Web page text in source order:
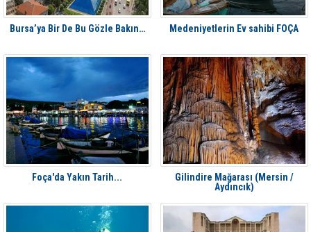
Bursa’ya Bir De Bu Gözle Bakın… Medeniyetlerin Ev sahibi FOÇA
Foça'da Yakın Tarih...
Gilindire Mağarası (Mersin /
Aydıncık)